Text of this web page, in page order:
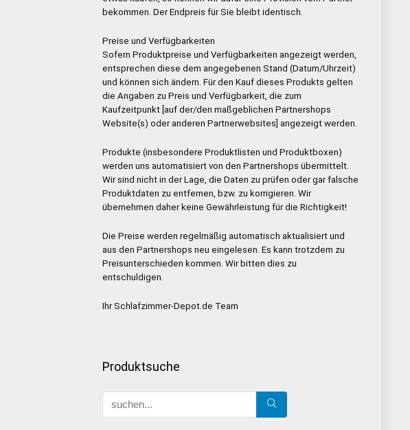
bekommen. Der Endpreis für Sie bleibt identisch.
Preise und Verfügbarkeiten
Sofern Produktpreise und Verfügbarkeiten angezeigt werden,
entsprechen diese dem angegebenen Stand (Datum/Uhrzeit)
und können sich ändern. Für den Kauf dieses Produkts gelten
die Angaben zu Preis und Verfügbarkeit, die zum
Kaufzeitpunkt [auf der/den maßgeblichen Partnershops
Website(s) oder anderen Partnerwebsites] angezeigt werden.
Produkte (insbesondere Produktlisten und Produktboxen)
werden uns automatisiert von den Partnershops übermittelt.
Wir sind nicht in der Lage, die Daten zu prüfen oder gar falsche
Produktdaten zu entfernen, bzw. zu korrigieren. Wir
übernehmen daher keine Gewährleistung für die Richtigkeit!
Die Preise werden regelmäßig automatisch aktualisiert und
aus den Partnershops neu eingelesen. Es kann trotzdem zu
Preisunterschieden kommen. Wir bitten dies zu
entschuldigen.
Ihr Schlafzimmer-Depot.de Team
Produktsuche